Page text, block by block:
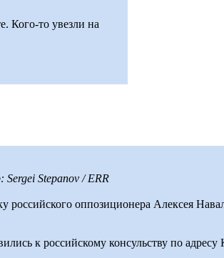
Кого-то увезли на
Stepanov / ERR
российского оппозиционера Алексея
к российскому консульству по адресу